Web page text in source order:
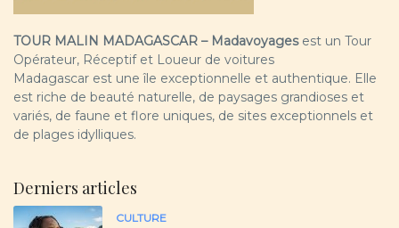
TOUR MALIN MADAGASCAR – Madavoyagesest un Tour
Opérateur, Réceptif et Loueur de voitures
Madagascar est une île exceptionnelle et authentique. Elle
est riche de beauté naturelle, de paysages grandioses et
variés, de faune et flore uniques, de sites exceptionnels et
de plages idylliques.
Derniers articles
CULTURE